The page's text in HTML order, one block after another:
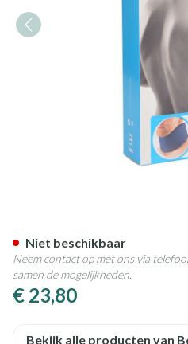
€ 23,80
Niet beschikbaar
Neem contact op met ons via
samen de mogelijkheden.
Bekijk alle producten van